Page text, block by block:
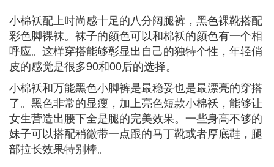
小棉袄配上时尚感十足的八分阔腿裤，黑色裸靴搭配
彩色脚裸袜。袜子的颜色可以和棉袄的颜色有一个相
呼应。这样穿搭能够彰显出自己的独特个性，年轻俏
皮的感觉是很多90和00后的选择。
小棉袄和万能黑色小脚裤是最稳妥也是最漂亮的穿搭
了。黑色非常的显瘦，加上亮色短款小棉袄，能够让
女生营造出腰下全是腿的完美效果。一些身高不够的
妹子可以搭配稍微带一点跟的马丁靴或者厚底鞋，腿
部拉长效果特别棒。